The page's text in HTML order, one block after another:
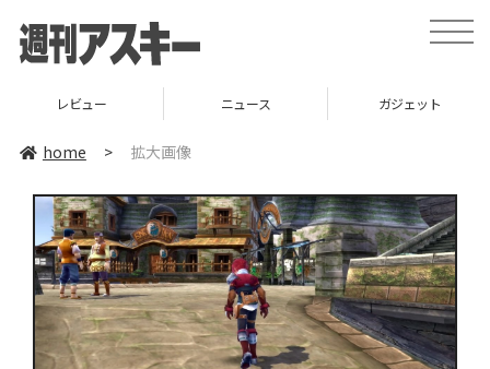
toggle
レビュー ニュース ガジェット
home > 拡大画像